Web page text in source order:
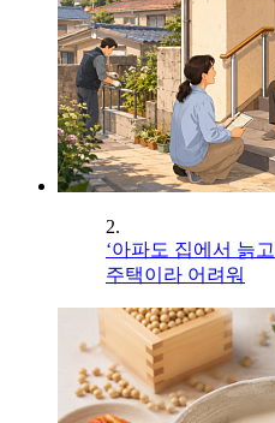
2.
‘아파도 집에서 늙
주택이라 어려워